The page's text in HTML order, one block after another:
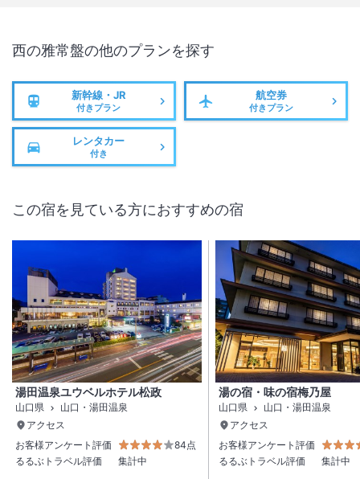
西の雅常盤の他のプランを探す
新幹線・JR
付きプラン
航空券
付きプラン
レンタカー
付き
この宿を見ている方におすすめの宿
湯田温泉ユウベルホテル松政
山口県
山口・湯田温泉
アクセス
お客様アンケート評価
84点
るるぶトラベル評価
集計中
湯の宿・味の宿梅乃屋
山口県
山口・湯田温泉
アクセス
お客様アンケート評価
るるぶトラベル評価
集計中